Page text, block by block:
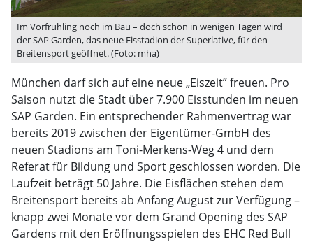
Im Vorfrühling noch im Bau – doch schon in wenigen Tagen wird
der SAP Garden, das neue Eisstadion der Superlative, für den
Breitensport geöffnet. (Foto: mha)
München darf sich auf eine neue „Eiszeit” freuen. Pro
Saison nutzt die Stadt über 7.900 Eisstunden im neuen
SAP Garden. Ein entsprechender Rahmenvertrag war
bereits 2019 zwischen der Eigentümer-GmbH des
neuen Stadions am Toni-Merkens-Weg 4 und dem
Referat für Bildung und Sport geschlossen worden. Die
Laufzeit beträgt 50 Jahre. Die Eisflächen stehen dem
Breitensport bereits ab Anfang August zur Verfügung –
knapp zwei Monate vor dem Grand Opening des SAP
Gardens mit den Eröffnungsspielen des EHC Red Bull